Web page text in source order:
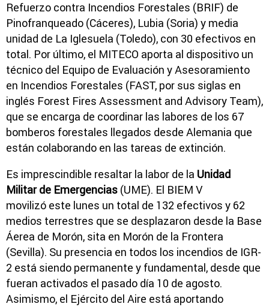
Refuerzo contra Incendios Forestales (BRIF) de
Pinofranqueado (Cáceres), Lubia (Soria) y media
unidad de La Iglesuela (Toledo), con 30 efectivos en
total. Por último, el MITECO aporta al dispositivo un
técnico del Equipo de Evaluación y Asesoramiento
en Incendios Forestales (FAST, por sus siglas en
inglés Forest Fires Assessment and Advisory Team),
que se encarga de coordinar las labores de los 67
bomberos forestales llegados desde Alemania que
están colaborando en las tareas de extinción.
Es imprescindible resaltar la labor de la Unidad
Militar de Emergencias (UME). El BIEM V
movilizó este lunes un total de 132 efectivos y 62
medios terrestres que se desplazaron desde la Base
Áerea de Morón, sita en Morón de la Frontera
(Sevilla). Su presencia en todos los incendios de IGR-
2 está siendo permanente y fundamental, desde que
fueran activados el pasado día 10 de agosto.
Asimismo, el Ejército del Aire está aportando